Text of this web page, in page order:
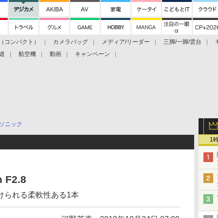
コンパクト） カメラバッグ メディア/リーダー 三脚/一脚/雲台
航空機 動画 キャンペーン
1
ニック
F2.8
られる柔軟性ある1本